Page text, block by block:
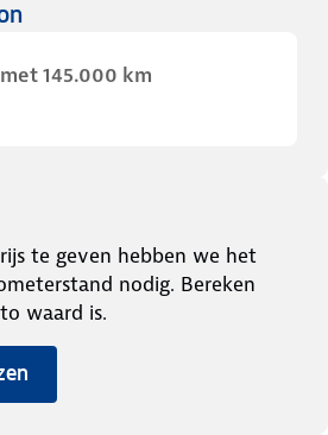
145.000 km
te geven hebben we het
nodig. Bereken
waard is.